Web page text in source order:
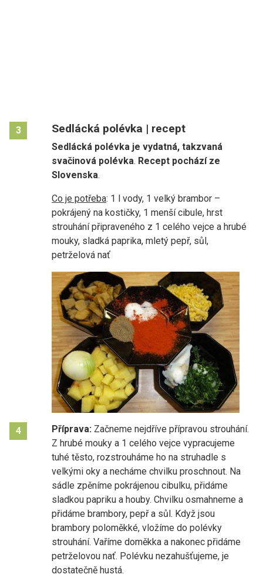
3 Sedlácká polévka | recept
Sedlácká polévka je vydatná, takzvaná
svačinová polévka. Recept pochází ze
Slovenska.
Co je potřeba: 1 l vody, 1 velký brambor –
pokrájený na kostičky, 1 menší cibule, hrst
strouhání připraveného z 1 celého vejce a hrubé
mouky, sladká paprika, mletý pepř, sůl,
petrželová nať
4 Příprava: Začneme nejdříve přípravou strouhání.
Z hrubé mouky a 1 celého vejce vypracujeme
tuhé těsto, rozstrouháme ho na struhadle s
velkými oky a necháme chvilku proschnout. Na
sádle zpěníme pokrájenou cibulku, přidáme
sladkou papriku a houby. Chvilku osmahneme a
přidáme brambory, pepř a sůl. Když jsou
brambory poloměkké, vložíme do polévky
strouhání. Vaříme doměkka a nakonec přidáme
petrželovou nať. Polévku nezahušťujeme, je
dostatečně hustá.